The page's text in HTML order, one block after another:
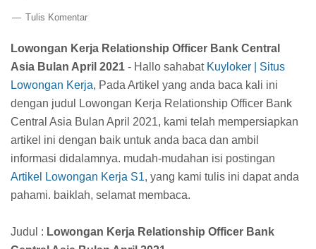
Tulis Komentar
Lowongan Kerja Relationship Officer Bank Central
Asia Bulan April 2021 - Hallo sahabat Kuyloker | Situs
Lowongan Kerja, Pada Artikel yang anda baca kali ini
dengan judul Lowongan Kerja Relationship Officer Bank
Central Asia Bulan April 2021, kami telah mempersiapkan
artikel ini dengan baik untuk anda baca dan ambil
informasi didalamnya. mudah-mudahan isi postingan
Artikel Lowongan Kerja S1, yang kami tulis ini dapat anda
pahami. baiklah, selamat membaca.
Judul : Lowongan Kerja Relationship Officer Bank